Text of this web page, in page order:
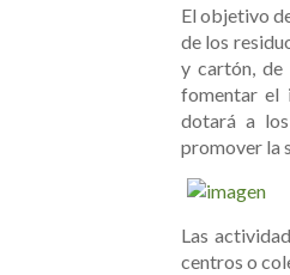
El objetivo
de los
y cartón, de
fomentar el
dotará a
promover la
Las
centros o